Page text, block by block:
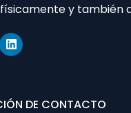
y también
DE CONTACTO